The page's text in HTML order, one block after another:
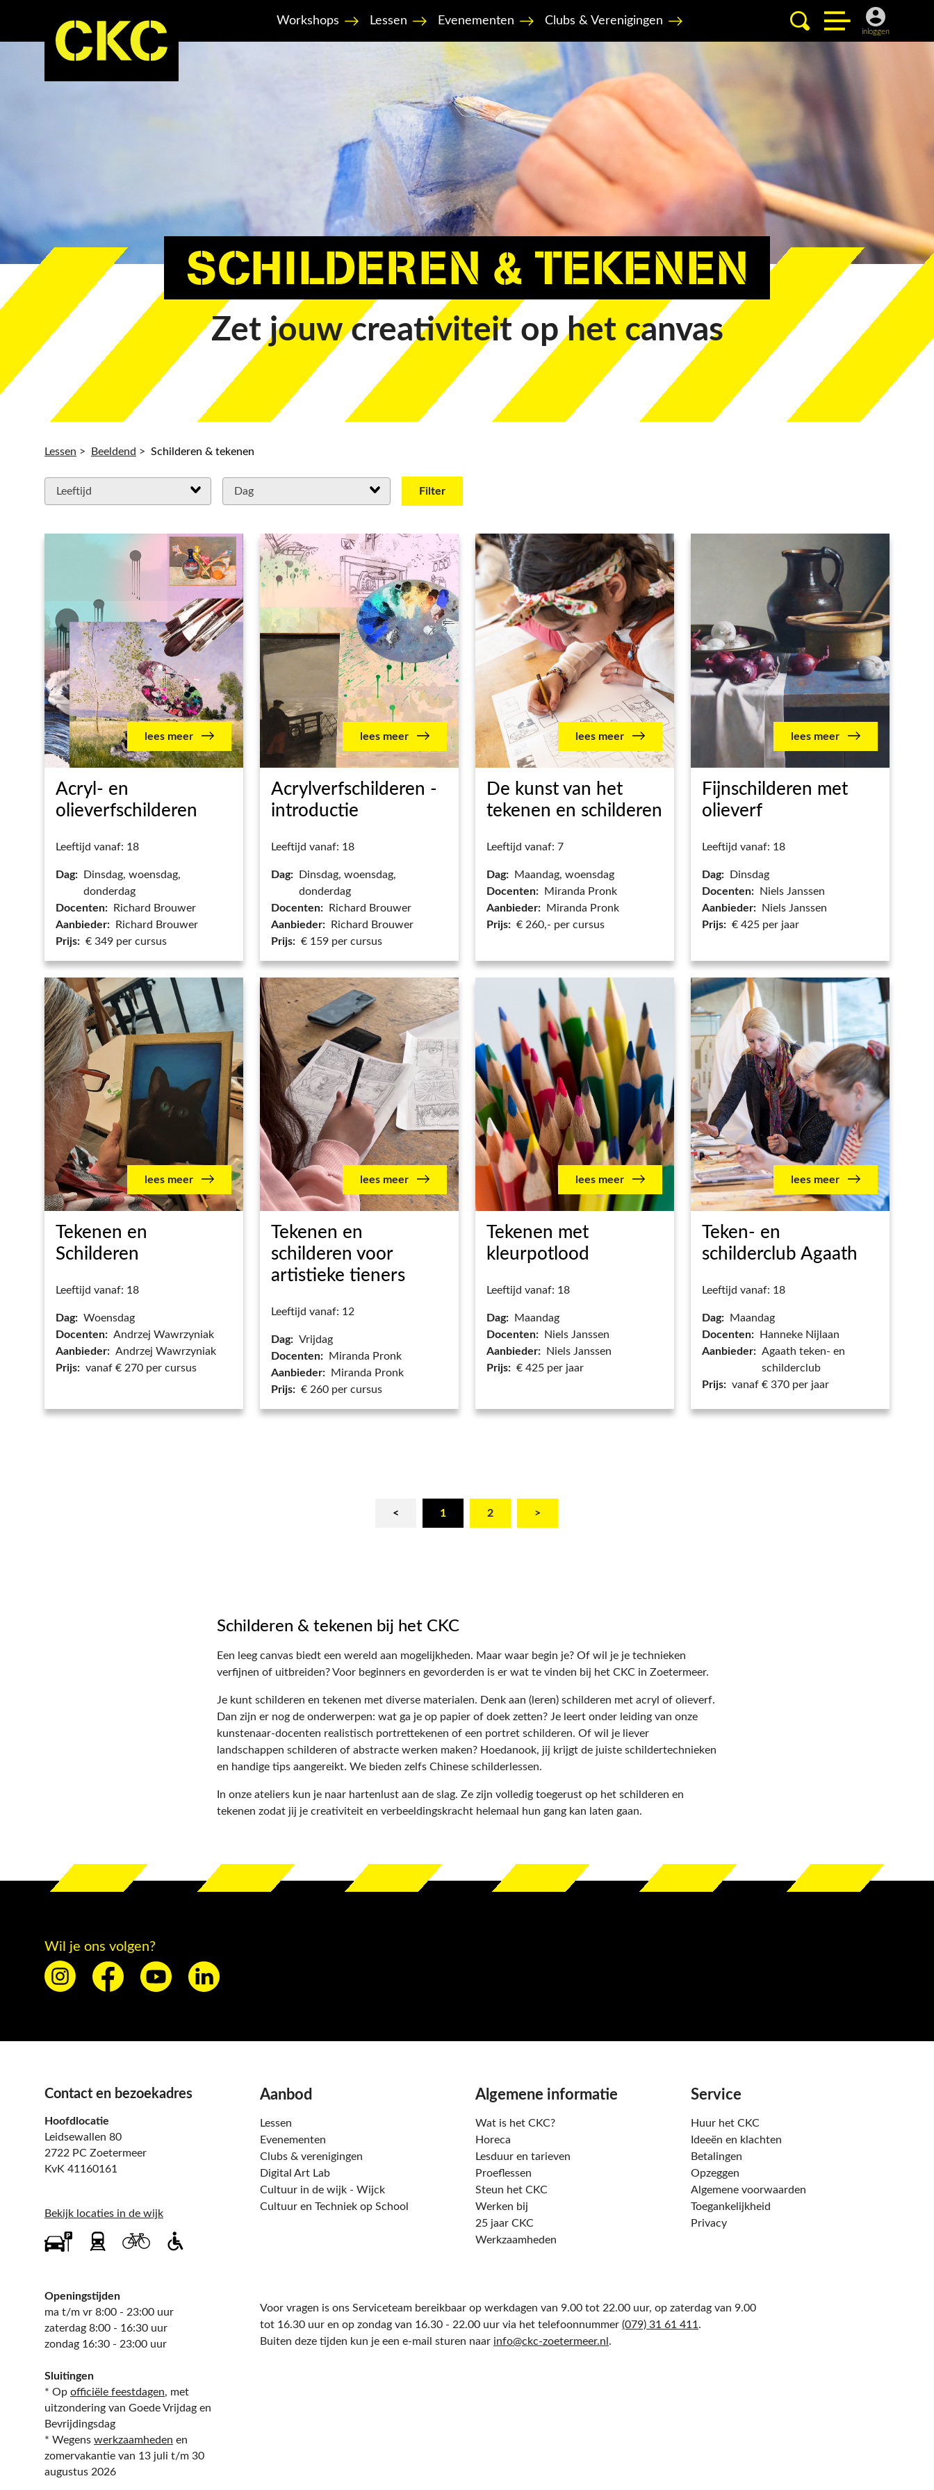
Workshops Lessen Evenementen Clubs & Verenigingen
inloggen
SCHILDEREN & TEKENEN
Zet jouw creativiteit op het canvas
Lessen > Beeldend > Schilderen & tekenen
Leeftijd Dag Filter
lees meer
Acryl- en
olieverfschilderen
Leeftijd vanaf: 18
Dag: Dinsdag, woensdag,
donderdag
Docenten: Richard Brouwer
Aanbieder: Richard Brouwer
Prijs: € 349 per cursus
lees meer
Acrylverfschilderen -
introductie
Leeftijd vanaf: 18
Dag: Dinsdag, woensdag,
donderdag
Docenten: Richard Brouwer
Aanbieder: Richard Brouwer
Prijs: € 159 per cursus
lees meer
De kunst van het
tekenen en schilderen
Leeftijd vanaf: 7
Dag: Maandag, woensdag
Docenten: Miranda Pronk
Aanbieder: Miranda Pronk
Prijs: € 260,- per cursus
lees meer
Fijnschilderen met
olieverf
Leeftijd vanaf: 18
Dag: Dinsdag
Docenten: Niels Janssen
Aanbieder: Niels Janssen
Prijs: € 425 per jaar
lees meer
Tekenen en
Schilderen
Leeftijd vanaf: 18
Dag: Woensdag
Docenten: Andrzej Wawrzyniak
Aanbieder: Andrzej Wawrzyniak
Prijs: vanaf € 270 per cursus
lees meer
Tekenen en
schilderen voor
artistieke tieners
Leeftijd vanaf: 12
Dag: Vrijdag
Docenten:
Miranda Pronk
Aanbieder:
Miranda Pronk
Prijs: € 260 per cursus
lees meer
Tekenen met
kleurpotlood
Leeftijd vanaf: 18
Dag:
Maandag
Docenten:
Niels Janssen
Aanbieder:
Niels Janssen
Prijs: € 425 per jaar
lees meer
Teken- en
schilderclub Agaath
Leeftijd vanaf: 18
Dag:
Maandag
Docenten:
Hanneke Nijlaan
Aanbieder: Agaath teken- en
schilderclub
Prijs: vanaf € 370 per jaar
< 1 2 >
Schilderen & tekenen bij het CKC
Een leeg canvas biedt een wereld aan mogelijkheden. Maar waar begin je? Of wil je je technieken
verfijnen of uitbreiden? Voor beginners en gevorderden is er wat te vinden bij het CKC in Zoetermeer.
Je kunt schilderen en tekenen met diverse materialen. Denk aan (leren) schilderen met acryl of olieverf.
Dan zijn er nog de onderwerpen: wat ga je op papier of doek zetten? Je leert onder leiding van onze
kunstenaar-docenten realistisch portrettekenen of een portret schilderen. Of wil je liever
landschappen schilderen of abstracte werken maken? Hoedanook, jij krijgt de juiste schildertechnieken
en handige tips aangereikt. We bieden zelfs Chinese schilderlessen.
In onze ateliers kun je naar hartenlust aan de slag. Ze zijn volledig toegerust op het schilderen en
tekenen zodat jij je creativiteit en verbeeldingskracht helemaal hun gang kan laten gaan.
Wil je ons volgen?
Contact en bezoekadres
Hoofdlocatie
Leidsewallen 80
2722 PC Zoetermeer
KvK 41160161
Bekijk locaties in de wijk
Aanbod
Lessen
Evenementen
Clubs & verenigingen
Digital Art Lab
Cultuur in de wijk - Wijck
Cultuur en Techniek op School
Algemene informatie
Wat is het CKC?
Horeca
Lesduur en tarieven
Proeflessen
Steun het CKC
Werken bij
25 jaar CKC
Werkzaamheden
Service
Huur het CKC
Ideeën en klachten
Betalingen
Opzeggen
Algemene voorwaarden
Toegankelijkheid
Privacy
Openingstijden
ma t/m vr 8:00 - 23:00 uur
zaterdag 8:00 - 16:30 uur
zondag 16:30 - 23:00 uur
Sluitingen
* Op officiële feestdagen, met
uitzondering van Goede Vrijdag en
Bevrijdingsdag
* Wegens werkzaamheden en
zomervakantie van 13 juli t/m 30
augustus 2026
Voor vragen is ons Serviceteam bereikbaar op werkdagen van 9.00 tot 22.00 uur, op zaterdag van 9.00
tot 16.30 uur en op zondag van 16.30 - 22.00 uur via het telefoonnummer (079) 31 61 411 .
Buiten deze tijden kun je een e-mail sturen naar info@ckc-zoetermeer.nl .